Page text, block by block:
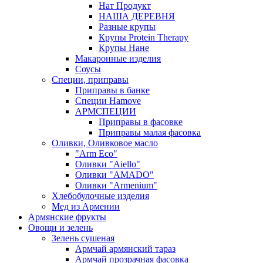
Нат Продукт
НАША ДЕРЕВНЯ
Разные крупы
Крупы Protein Therapy
Крупы Нане
Макаронные изделия
Соусы
Специи, приправы
Приправы в банке
Специи Hamove
АРМСПЕЦИИ
Приправы в фасовке
Приправы малая фасовка
Оливки, Оливковое масло
"Arm Eco"
Оливки "Aiello"
Оливки "AMADO"
Оливки "Armenium"
Хлебобулочные изделия
Мед из Армении
Армянские фрукты
Овощи и зелень
Зелень сушеная
Армчай армянский тараз
Армчай прозрачная фасовка